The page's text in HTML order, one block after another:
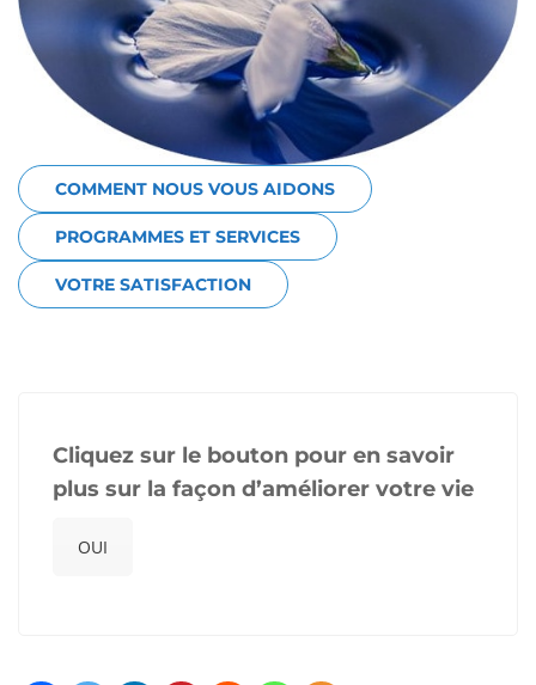
COMMENT NOUS VOUS AIDONS
PROGRAMMES ET SERVICES
VOTRE SATISFACTION
Cliquez sur le bouton pour en savoir
plus sur la façon d’améliorer votre vie
OUI